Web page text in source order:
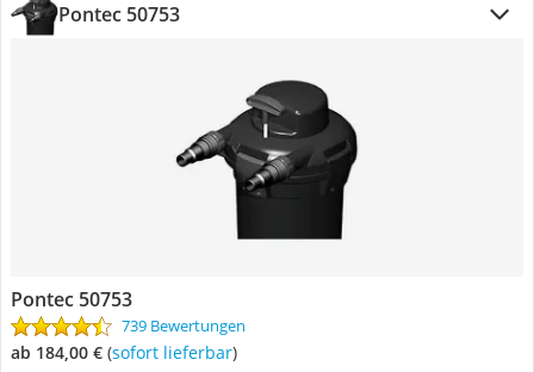
Pontec 50753
Pontec 50753
739 Bewertungen
ab 184,00 € ( Sofort lieferbar)